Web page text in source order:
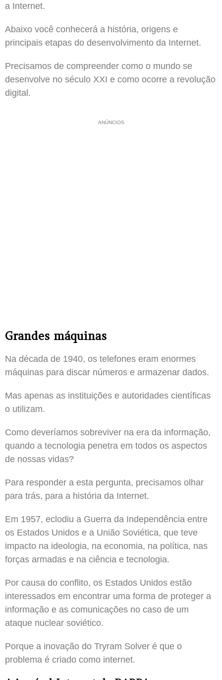
a Internet.
Abaixo você conhecerá a história, origens e
principais etapas do desenvolvimento da Internet.
Precisamos de compreender como o mundo se
desenvolve no século XXI e como ocorre a revolução
digital.
ANÚNCIOS
Grandes máquinas
Na década de 1940, os telefones eram enormes
máquinas para discar números e armazenar dados.
Mas apenas as instituições e autoridades científicas
o utilizam.
Como deveríamos sobreviver na era da informação,
quando a tecnologia penetra em todos os aspectos
de nossas vidas?
Para responder a esta pergunta, precisamos olhar
para trás, para a história da Internet.
Em 1957, eclodiu a Guerra da Independência entre
os Estados Unidos e a União Soviética, que teve
impacto na ideologia, na economia, na política, nas
forças armadas e na ciência e tecnologia.
Por causa do conflito, os Estados Unidos estão
interessados ​​em encontrar uma forma de proteger a
informação e as comunicações no caso de um
ataque nuclear soviético.
Porque a inovação do Tryram Solver é que o
problema é criado como internet.